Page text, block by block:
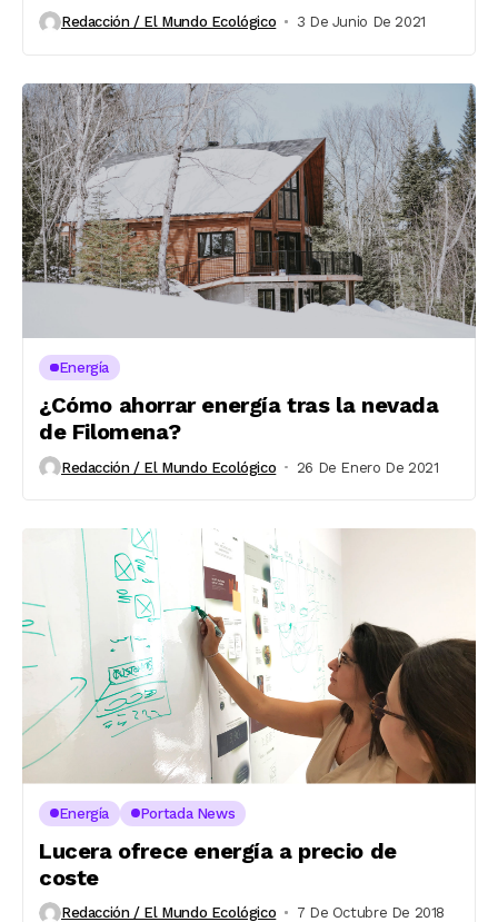
Redacción / El Mundo Ecológico 3 De Junio De 2021
Energía
¿Cómo ahorrar energía tras la nevada
de Filomena?
Redacción / El Mundo Ecológico 26 De Enero De 2021
Energía Portada News
Lucera ofrece energía a precio de
coste
Redacción / El Mundo Ecológico 7 De Octubre De 2018